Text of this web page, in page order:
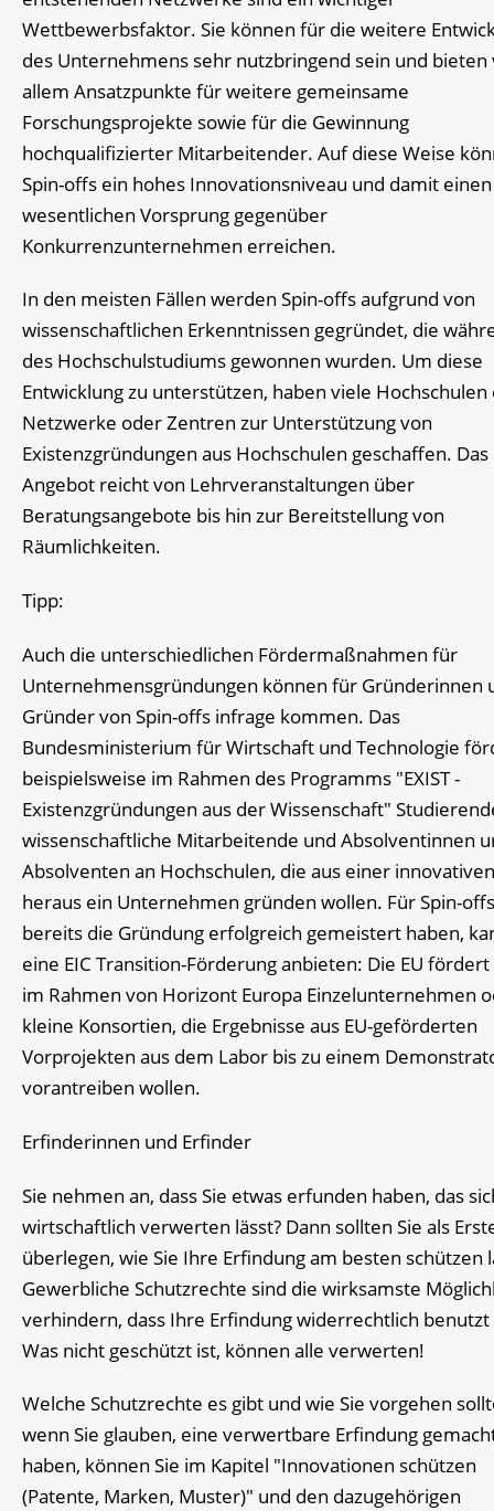
Wettbewerbsfaktor. Sie können für die weitere
des Unternehmens sehr nutzbringend sein und bieten
allem Ansatzpunkte für weitere gemeinsame
Forschungsprojekte sowie für die Gewinnung
hochqualifizierter Mitarbeitender. Auf diese Weise
Spin-offs ein hohes Innovationsniveau und damit einen
wesentlichen Vorsprung gegenüber
Konkurrenzunternehmen erreichen.
In den meisten Fällen werden Spin-offs aufgrund von
wissenschaftlichen Erkenntnissen gegründet, die
des Hochschulstudiums gewonnen wurden. Um diese
Entwicklung zu unterstützen, haben viele Hochschulen
Netzwerke oder Zentren zur Unterstützung von
Existenzgründungen aus Hochschulen geschaffen. Das
Angebot reicht von Lehrveranstaltungen über
Beratungsangebote bis hin zur Bereitstellung von
Räumlichkeiten.
Tipp:
Auch die unterschiedlichen Fördermaßnahmen für
Unternehmensgründungen können für Gründerinnen
Gründer von Spin-offs infrage kommen. Das
Bundesministerium für Wirtschaft und Technologie
beispielsweise im Rahmen des Programms "EXIST -
Existenzgründungen aus der Wissenschaft"
wissenschaftliche Mitarbeitende und Absolventinnen
Absolventen an Hochschulen, die aus einer
heraus ein Unternehmen gründen wollen. Für Spin-
bereits die Gründung erfolgreich gemeistert haben,
eine EIC Transition-Förderung anbieten: Die EU
im Rahmen von Horizont Europa Einzelunternehmen
kleine Konsortien, die Ergebnisse aus EU-geförderten
Vorprojekten aus dem Labor bis zu einem
vorantreiben wollen.
Erfinderinnen und Erfinder
Sie nehmen an, dass Sie etwas erfunden haben, das
wirtschaftlich verwerten lässt? Dann sollten Sie als
überlegen, wie Sie Ihre Erfindung am besten schützen
Gewerbliche Schutzrechte sind die wirksamste
verhindern, dass Ihre Erfindung widerrechtlich
Was nicht geschützt ist, können alle verwerten!
Welche Schutzrechte es gibt und wie Sie vorgehen
wenn Sie glauben, eine verwertbare Erfindung
haben, können Sie im Kapitel "Innovationen schützen
(Patente, Marken, Muster)" und den dazugehörigen